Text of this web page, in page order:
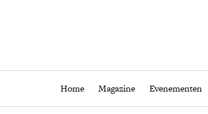
Home Magazine Evenementen
Home Magazine